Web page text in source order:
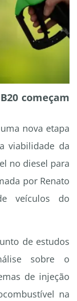
começam
nova etapa
viabilidade da
no diesel para
por Renato
veículos do
de estudos
sobre o
de injeção
na